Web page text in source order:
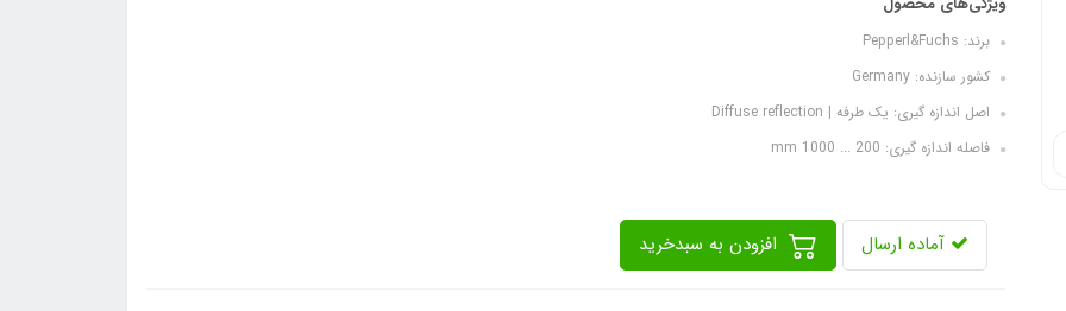
برند: Pepperl&Fuchs
کشور سازنده: Germany
اصل اندازه گیری: یک طرفه | Diffuse reflection
فاصله اندازه گیری: 200 ... 1000 mm
آماده ارسال